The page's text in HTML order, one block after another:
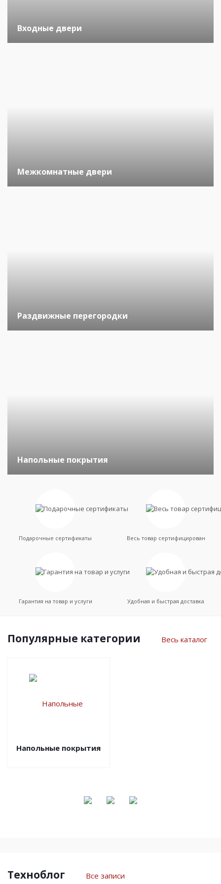
Входные двери
Межкомнатные двери
Раздвижные перегородки
Напольные покрытия
Подарочные сертификаты Весь товар сертифицирован
Гарантия на товар и услуги Удобная и быстрая доставка
Популярные категории Весь каталог
Напольные покрытия
Техноблог Все записи